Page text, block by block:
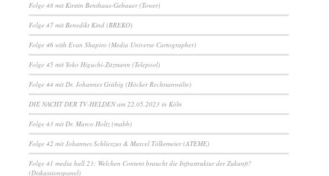
Folge 48 mit Kirstin Benthaus-Gebauer (Tower)
Folge 47 mit Benedikt Kind (BREKO)
Folge 46 with Evan Shapiro (Media Universe Cartographer)
Folge 45 mit Yoko Higuchi-Zitzmann (Telepool)
Folge 44 mit Dr. Johannes Gräbig (Höcker Rechtsanwälte)
DIE NACHT DER TV-HELDEN am 22.05.2023 in Köln
Folge 43 mit Dr. Marco Holtz (mabb)
Folge 42 mit Johannes Schlieszus & Marcel Tölkemeier (ATEME)
Folge 41 media hall 23: Welchen Content braucht die Infrastruktur der Zukunft?
(Diskussionspanel)